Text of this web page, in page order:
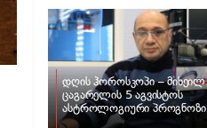
დღის ჰოროსკოპი – მიხეილ
ცაგარელის 5 აგვისტოს
ასტროლოგიური პროგნოზი